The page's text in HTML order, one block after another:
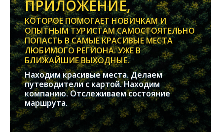
ПРИЛОЖЕНИЕ,
КОТОРОЕ ПОМОГАЕТ НОВИЧКАМ И
ОПЫТНЫМ ТУРИСТАМ САМОСТОЯТЕЛЬНО
ПОПАСТЬ В САМЫЕ КРАСИВЫЕ МЕСТА
ЛЮБИМОГО РЕГИОНА. УЖЕ В
БЛИЖАЙШИЕ ВЫХОДНЫЕ.
Находим красивые места. Делаем
путеводители с картой. Находим
компанию. Отслеживаем состояние
маршрута.